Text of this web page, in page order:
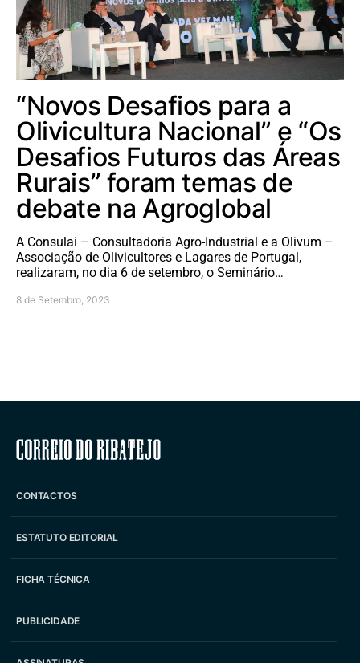
“Novos Desafios para a
Olivicultura Nacional” e “Os
Desafios Futuros das Áreas
Rurais” foram temas de
debate na Agroglobal
A Consulai – Consultadoria Agro-Industrial e a Olivum –
Associação de Olivicultores e Lagares de Portugal,
realizaram, no dia 6 de setembro, o Seminário…
8 de Setembro, 2023
Correio do Ribatejo
CONTACTOS
ESTATUTO EDITORIAL
FICHA TÉCNICA
PUBLICIDADE